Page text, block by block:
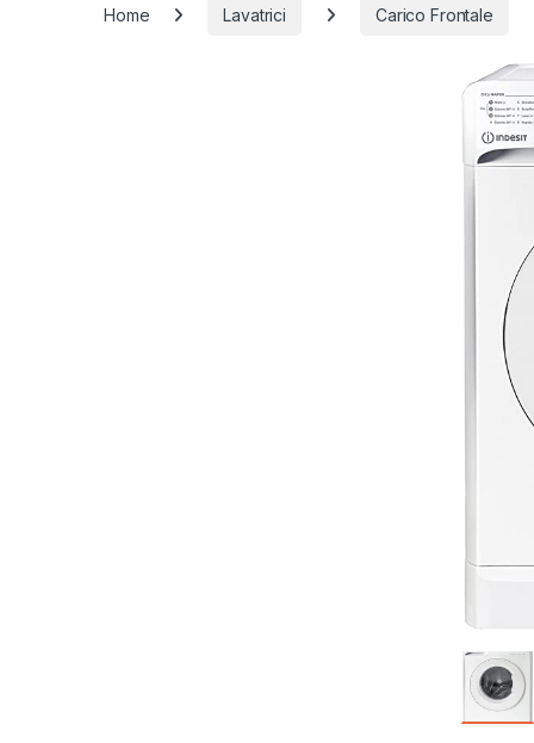
Home Lavatrici Carico Frontale